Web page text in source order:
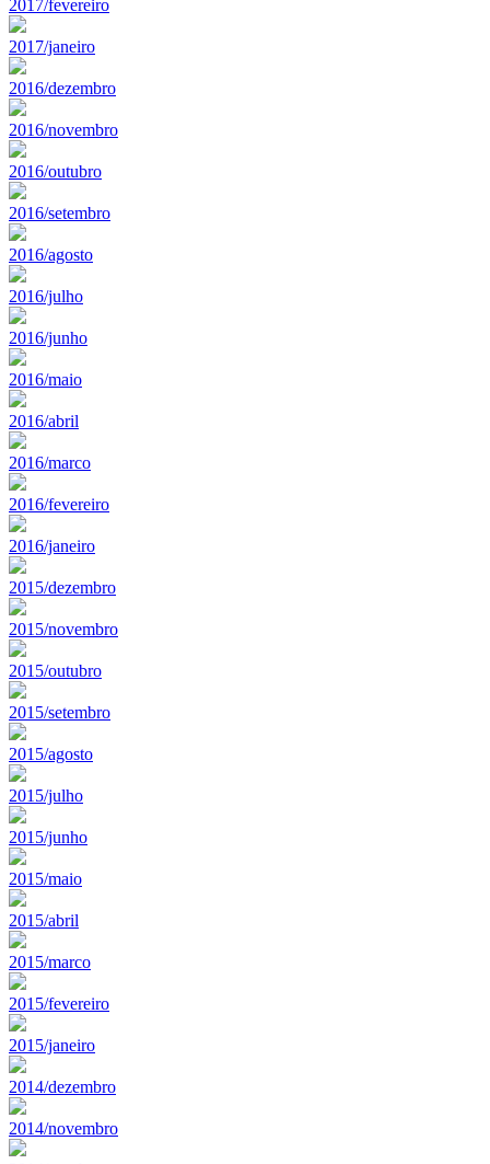
2017/fevereiro
2017/janeiro
2016/dezembro
2016/novembro
2016/outubro
2016/setembro
2016/agosto
2016/julho
2016/junho
2016/maio
2016/abril
2016/marco
2016/fevereiro
2016/janeiro
2015/dezembro
2015/novembro
2015/outubro
2015/setembro
2015/agosto
2015/julho
2015/junho
2015/maio
2015/abril
2015/marco
2015/fevereiro
2015/janeiro
2014/dezembro
2014/novembro